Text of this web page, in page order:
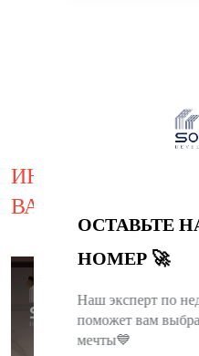
ОСТАВЬТЕ
НОМЕР 🚀
Наш эксперт по
поможет вам
мечты💙
ИНТЕРЕСНОЕ
ВАС
0 0